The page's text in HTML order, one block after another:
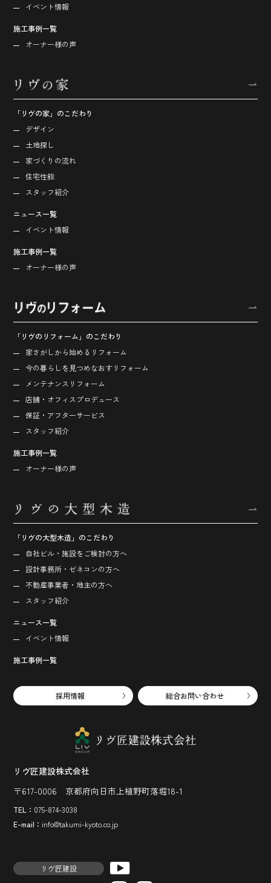
イベント情報
施工事例一覧
オーナー様の声
「リヴの家」のこだわり
デザイン
土地探し
家づくりの流れ
住宅性能
スタッフ紹介
ニュース一覧
イベント情報
施工事例一覧
オーナー様の声
「リヴのリフォーム」のこだわり
家さがしから始める リフォーム
今の暮らしを見つめなおす リフォーム
メンテナンスリフォーム
店舗・オフィス プロデュース
保証・アフターサービス
スタッフ紹介
施工事例一覧
オーナー様の声
「リヴの大型木造」のこだわり
自社ビル・施設をご検討の方へ
設計事務所・ゼネコンの方へ
不動産事業者・地主の方へ
スタッフ紹介
ニュース一覧
イベント情報
施工事例一覧
採用情報 総合お問い合わせ
リヴ匠建設株式会社
〒617-0006 京都府向日市上植野町落堀18-1
TEL： 075-874-3038
E-mail： info@takumi-kyoto.co.jp
リヴ匠建設